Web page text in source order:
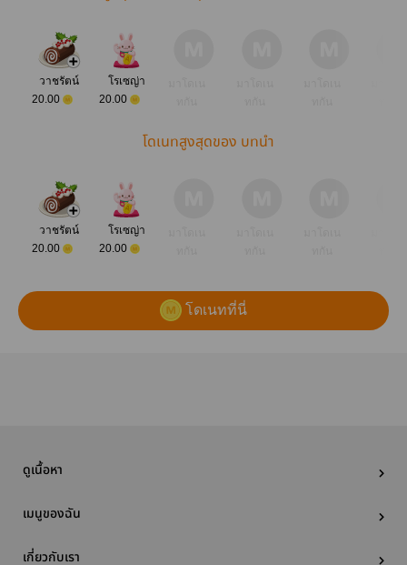
วาชรัตน์
20.00
โรเซญ่า
20.00
โดเนทสูงสุดของ บทนำ
วาชรัตน์
20.00
โรเซญ่า
20.00
โดเนทที่นี่
ดูเนื้อหา
เมนูของฉัน
เกี่ยวกับเรา